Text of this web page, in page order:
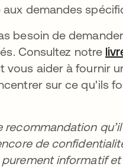
demandes
besoin de
Consultez notre
aider à fournir
sur ce qu'ils
de
informatif